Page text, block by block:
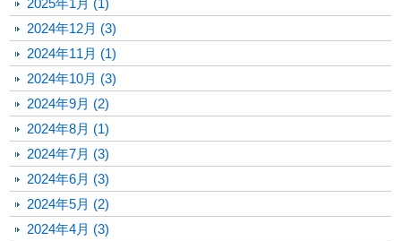
2025年1月 (1)
2024年12月 (3)
2024年11月 (1)
2024年10月 (3)
2024年9月 (2)
2024年8月 (1)
2024年7月 (3)
2024年6月 (3)
2024年5月 (2)
2024年4月 (3)